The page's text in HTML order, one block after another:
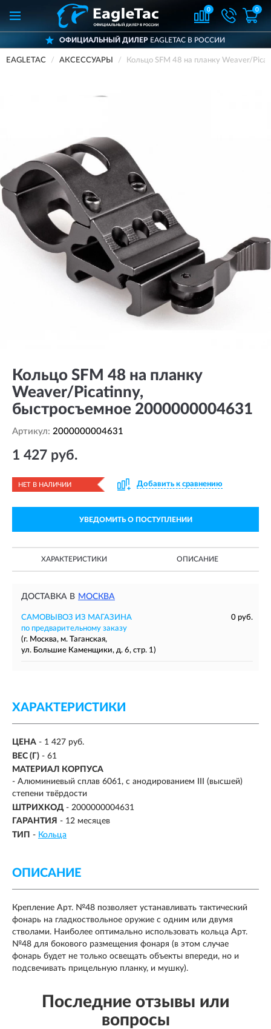
0 0
ОФИЦИАЛЬНЫЙ ДИЛЕРEAGLETAC В РОССИИ
EAGLETAC АКСЕССУАРЫ Кольцо SFM 48 на планку Weaver/
Кольцо SFM 48 на планку
Weaver/Picatinny,
быстросъемное 2000000004631
Артикул: 2000000004631
1 427 руб.
НЕТ В НАЛИЧИИ Добавить к сравнению
УВЕДОМИТЬ О ПОСТУПЛЕНИИ
ХАРАКТЕРИСТИКИ ОПИСАНИЕ
ДОСТАВКА В МОСКВА
САМОВЫВОЗ ИЗ МАГАЗИНА
0 руб.
по предварительному заказу
(г. Москва, м. Таганская,
ул. Большие Каменщики, д. 6, стр. 1)
ХАРАКТЕРИСТИКИ
ЦЕНА - 1 427 руб.
ВЕС (Г) - 61
МАТЕРИАЛ КОРПУСА
- Алюминиевый сплав 6061, с анодированием III (высшей)
степени твёрдости
ШТРИХКОД - 2000000004631
ГАРАНТИЯ - 12 месяцев
ТИП - Кольца
ОПИСАНИЕ
Крепление Арт. №48 позволяет устанавливать тактический
фонарь на гладкоствольное оружие с одним или двумя
стволами. Наиболее оптимально использовать кольца Арт.
№48 для бокового размещения фонаря (в этом случае
фонарь будет не только освещать объекты впереди, но и
подсвечивать прицельную планку, и мушку).
Последние отзывы или
вопросы